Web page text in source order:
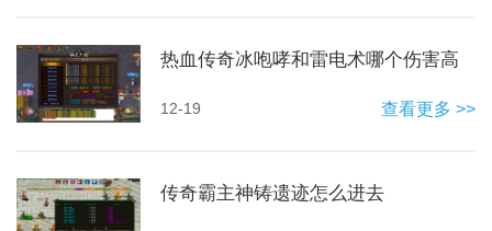
热血传奇冰咆哮和雷电术哪个伤害高
12-19 查看更多 >>
传奇霸主神铸遗迹怎么进去